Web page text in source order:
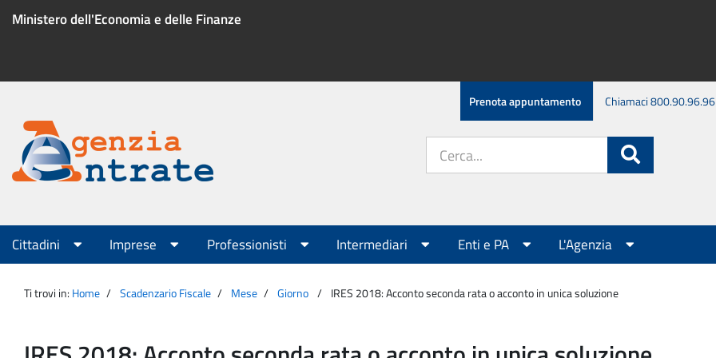
Ministero dell'Economia e delle Finanze
Menu
servizio
Prenota appuntamento Chiamaci 800.90.96.96
Agenzia
Entrate
sito:
Menu
principale
Cittadini Imprese Professionisti Intermediari Enti e PA L'Agenzia
Ti trovi in: Home Scadenzario Fiscale Mese Giorno IRES 2018: Acconto seconda rata o acconto in unica soluzione